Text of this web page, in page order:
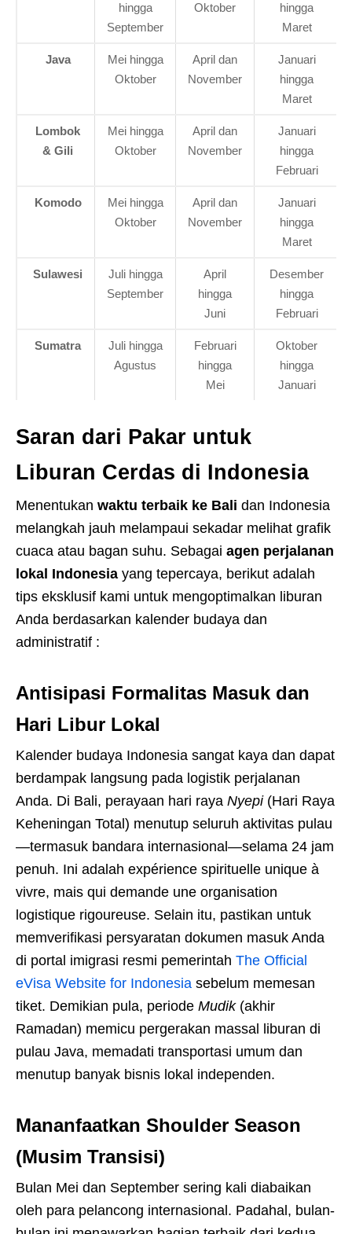
hingga
September
Oktober
hingga
Maret
Java
Mei hingga
Oktober
April dan
November
Januari
hingga
Maret
Lombok
& Gili
Mei hingga
Oktober
April dan
November
Januari
hingga
Februari
Komodo
Mei hingga
Oktober
April dan
November
Januari
hingga
Maret
Sulawesi
Juli hingga
September
April
hingga
Juni
Desember
hingga
Februari
Sumatra
Juli hingga
Agustus
Februari
hingga
Mei
Oktober
hingga
Januari
Saran dari Pakar untuk
Liburan Cerdas di Indonesia
Menentukan waktu terbaik ke Bali dan Indonesia
melangkah jauh melampaui sekadar melihat grafik
cuaca atau bagan suhu. Sebagai agen perjalanan
lokal Indonesia yang tepercaya, berikut adalah
tips eksklusif kami untuk mengoptimalkan liburan
Anda berdasarkan kalender budaya dan
administratif :
Antisipasi Formalitas Masuk dan
Hari Libur Lokal
Kalender budaya Indonesia sangat kaya dan dapat
berdampak langsung pada logistik perjalanan
Anda. Di Bali, perayaan hari raya Nyepi(Hari Raya
Keheningan Total) menutup seluruh aktivitas pulau
—termasuk bandara internasional—selama 24 jam
penuh. Ini adalah expérience spirituelle unique à
vivre, mais qui demande une organisation
logistique rigoureuse. Selain itu, pastikan untuk
memverifikasi persyaratan dokumen masuk Anda
di portal imigrasi resmi pemerintah The Official
eVisa Website for Indonesia sebelum memesan
tiket. Demikian pula, periode Mudik(akhir
Ramadan) memicu pergerakan massal liburan di
pulau Java, memadati transportasi umum dan
menutup banyak bisnis lokal independen.
Mananfaatkan Shoulder Season
(Musim Transisi)
Bulan Mei dan September sering kali diabaikan
oleh para pelancong internasional. Padahal, bulan-